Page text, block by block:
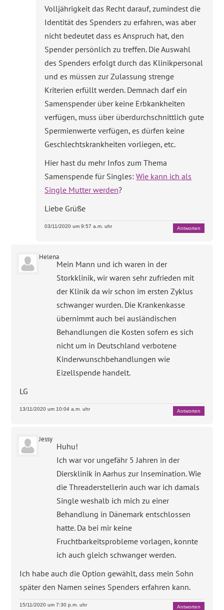
Volljährigkeit das Recht darauf, zumindest die
Identität des Spenders zu erfahren, was aber
nicht bedeutet dass es Anspruch hat, den
Spender persönlich zu treffen. Die Auswahl
des Spenders erfolgt durch das Klinikpersonal
und es müssen zur Zulassung strenge
Kriterien erfüllt werden. Demnach darf ein
Samenspender über keine Erbkankheiten
verfügen, muss über überdurchschnittlich gute
Spermienwerte verfügen, es dürfen keine
Geschlechtskrankheiten vorliegen, etc.
Hier hast du mehr Infos zum Thema
Samenspende für Singles:Wie kann ich als
Single Mutter werden?
Liebe Grüße
03/11/2020 um 9:57 a.m. uhr Antworten
Helena
Mein Mann und ich waren in der
Storkklinik, wir waren sehr zufrieden mit
der Klinik da wir schon im ersten Zyklus
schwanger wurden. Die Krankenkasse
übernimmt auch bei ausländischen
Behandlungen die Kosten sofern es sich
nicht um in Deutschland verbotene
Kinderwunschbehandlungen wie
Eizellspende handelt.
LG
13/11/2020 um 10:04 a.m. uhr Antworten
Jessy
Huhu!
Ich war vor ungefähr 5 Jahren in der
Diersklinik in Aarhus zur Insemination. Wie
die Threaderstellerin auch war ich damals
Single weshalb ich mich zu einer
Behandlung in Dänemark entschlossen
hatte. Da bei mir keine
Fruchtbarkeitsprobleme vorlagen, konnte
ich auch gleich schwanger werden.
Ich habe auch die Option gewählt, dass mein Sohn
später den Namen seines Spenders erfahren kann.
15/11/2020 um 7:30 p.m. uhr Antworten